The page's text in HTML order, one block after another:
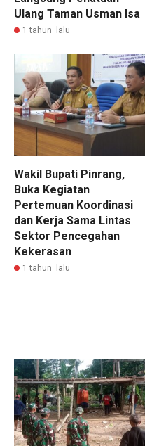
Ulang Taman Usman Isa
1 tahun lalu
Wakil Bupati Pinrang,
Buka Kegiatan
Pertemuan Koordinasi
dan Kerja Sama Lintas
Sektor Pencegahan
Kekerasan
1 tahun lalu